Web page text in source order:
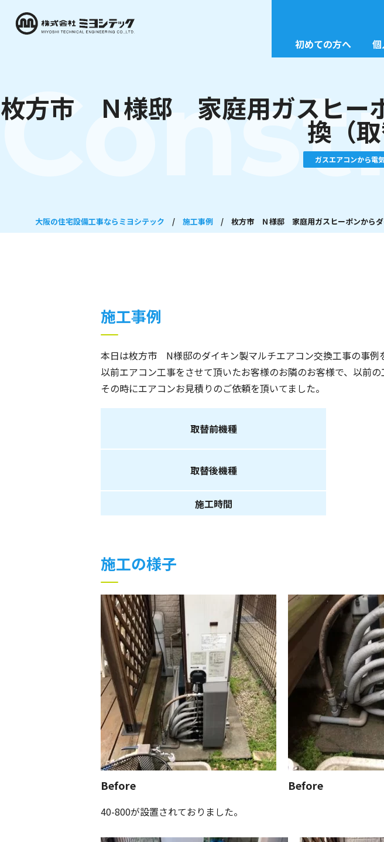
初めての方へ
枚方市 Ｎ様邸 家庭用ガスヒー
換（
ガスエアコンから電
大阪の住宅設備工事ならミヨシテック / 施工事例 / 枚方市 Ｎ様邸 家庭用ガスヒーポンからダ
施工事例
本日は枚方市 N様邸のダイキン製マルチエアコン交換工事の事例
以前エアコン工事をさせて頂いたお客様のお隣のお客様で、以前の
その時にエアコンお見積りのご依頼を頂いてました。
取替前機種
取替後機種
施工時間
施工の様子
Before
40-800が設置されておりました。
Before